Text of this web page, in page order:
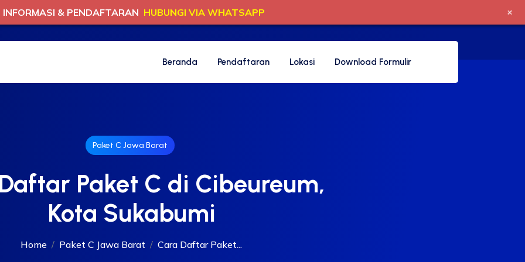
Beranda Pendaftaran Lokasi Download Formulir
Paket C Jawa Barat
Paket C di Cibeureum,
Kota Sukabumi
Home Paket C Jawa Barat Cara Daftar Paket...
INFORMASI & PENDAFTARAN HUBUNGI VIA WHATSAPP +